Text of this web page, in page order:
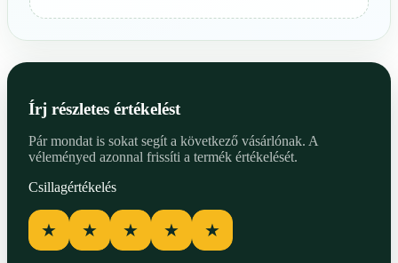
Írj részletes értékelést
Pár mondat is sokat segít a következő vásárlónak. A
véleményed azonnal frissíti a termék értékelését.
Csillagértékelés
★ ★ ★ ★ ★